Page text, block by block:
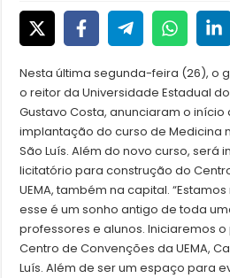
Nesta última segunda-feira (26), o
o reitor da Universidade Estadual
Gustavo Costa, anunciaram o
implantação do curso de Medicina
São Luís. Além do novo curso, será
licitatório para construção do
UEMA, também na capital.
esse é um sonho antigo de toda
professores e alunos. Iniciaremos
Centro de Convenções da UEMA,
Luís. Além de ser um espaço para